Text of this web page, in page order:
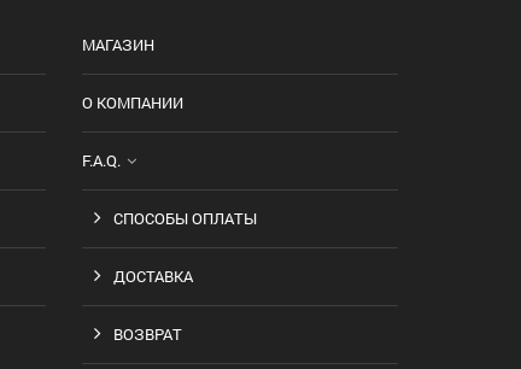
МАГАЗИН
О КОМПАНИИ
F.A.Q.
СПОСОБЫ ОПЛАТЫ
ДОСТАВКА
ВОЗВРАТ